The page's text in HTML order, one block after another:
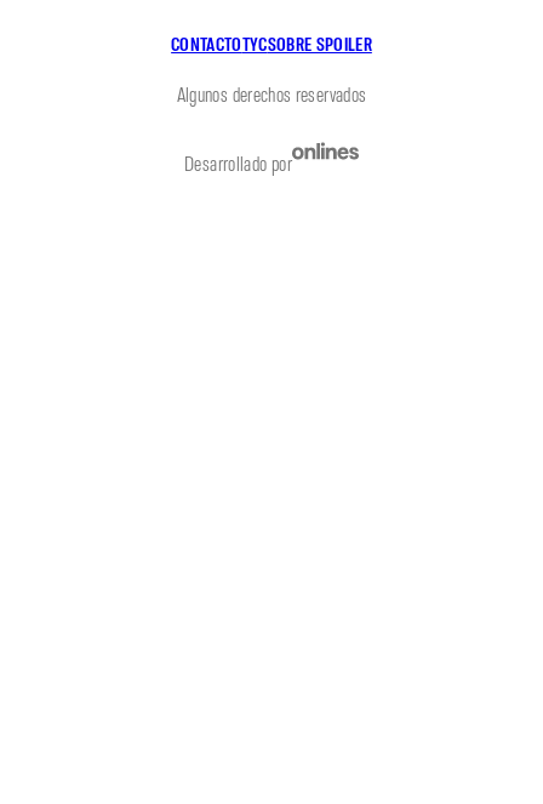
CONTACTOTYCSOBRE SPOILER
Algunos derechos reservados
Desarrollado por